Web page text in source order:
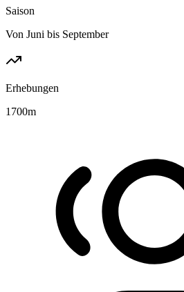
Saison
Von Juni bis September
Erhebungen
1700m